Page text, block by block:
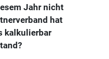
Jahr nicht
hat
kalkulierbar